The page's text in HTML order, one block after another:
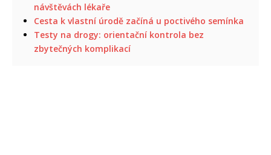
návštěvách lékaře
Cesta k vlastní úrodě začíná u poctivého semínka
Testy na drogy: orientační kontrola bez
zbytečných komplikací